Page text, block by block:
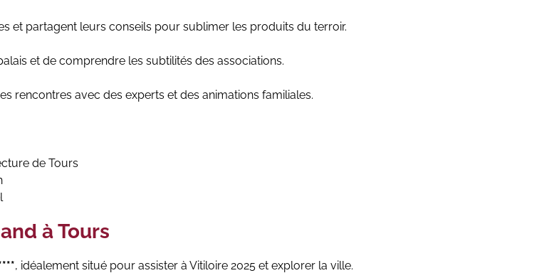
et partagent leurs conseils pour sublimer les produits du terroir.
et de comprendre les subtilités des associations.
rencontres avec des experts et des animations familiales.
de Tours
à Tours
, idéalement situé pour assister à Vitiloire 2025 et explorer la ville.